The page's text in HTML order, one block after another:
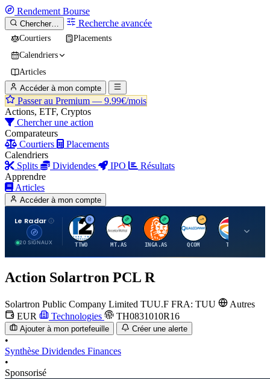
Rendement Bourse
Chercher… Recherche avancée
Courtiers
Placements
Calendriers
Articles
Accéder à mon compte
Passer au Premium — 9.99€/mois
Actions, ETF, Cryptos
Chercher une action
Comparateurs
Courtiers
Placements
Calendriers
Splits
Dividendes IPO
Résultats
Apprendre
Articles
Accéder à mon compte
Le Radar
20 SIGNAUX
T
TTWO
A
MT.AS
I
INGA.AS
Q
QCOM
T
TTE
Action Solartron PCL R
Solartron Public Company Limited TUU.F FRA: TUU
Autres
EUR
Technologies TH0831010R16
Ajouter à mon portefeuille Créer une alerte
•
Synthèse Dividendes Finances
•
Sponsorisé